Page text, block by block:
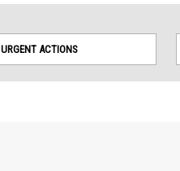
URGENT ACTIONS